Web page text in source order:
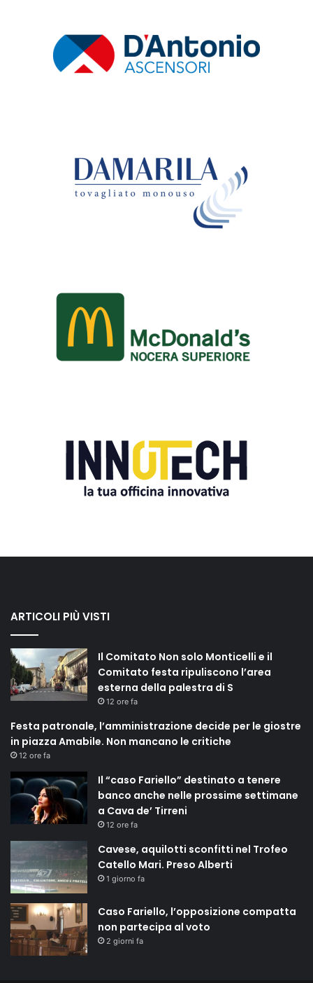
ARTICOLI PIÙ VISTI
Il Comitato Non solo Monticelli e il
Comitato festa ripuliscono l’area
esterna della palestra di S
12 ore fa
Festa patronale, l’amministrazione decide per le giostre
in piazza Amabile. Non mancano le critiche
12 ore fa
Il “caso Fariello” destinato a tenere
banco anche nelle prossime settimane
a Cava de’ Tirreni
12 ore fa
Cavese, aquilotti sconfitti nel Trofeo
Catello Mari. Preso Alberti
1 giorno fa
Caso Fariello, l’opposizione compatta
non partecipa al voto
2 giorni fa